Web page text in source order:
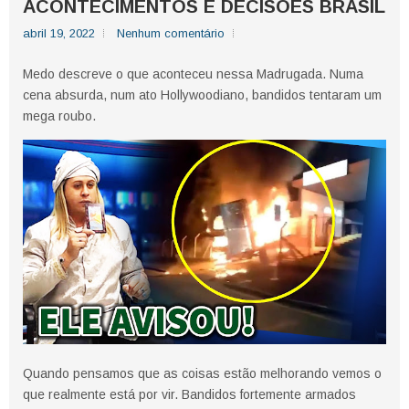
ACONTECIMENTOS E DECISÕES BRASIL
abril 19, 2022 Nenhum comentário
Medo descreve o que aconteceu nessa Madrugada. Numa
cena absurda, num ato Hollywoodiano, bandidos tentaram um
mega roubo.
Quando pensamos que as coisas estão melhorando vemos o
que realmente está por vir. Bandidos fortemente armados